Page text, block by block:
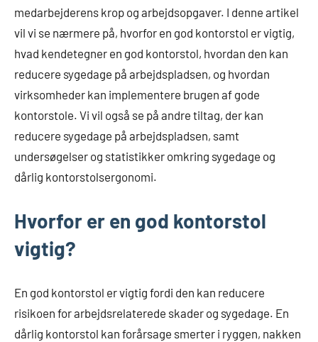
medarbejderens krop og arbejdsopgaver. I denne artikel
vil vi se nærmere på, hvorfor en god kontorstol er vigtig,
hvad kendetegner en god kontorstol, hvordan den kan
reducere sygedage på arbejdspladsen, og hvordan
virksomheder kan implementere brugen af gode
kontorstole. Vi vil også se på andre tiltag, der kan
reducere sygedage på arbejdspladsen, samt
undersøgelser og statistikker omkring sygedage og
dårlig kontorstolsergonomi.
Hvorfor er en god kontorstol
vigtig?
En god kontorstol er vigtig fordi den kan reducere
risikoen for arbejdsrelaterede skader og sygedage. En
dårlig kontorstol kan forårsage smerter i ryggen, nakken